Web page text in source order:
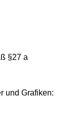
§27 a
und Grafiken: